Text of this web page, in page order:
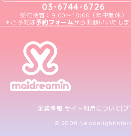
03-6744-6726
受付時間：9:00～18:00（年中無休）
＊ご予約は予約フォームからお願いいたしま
企業情報 サイト利用について
© 2008